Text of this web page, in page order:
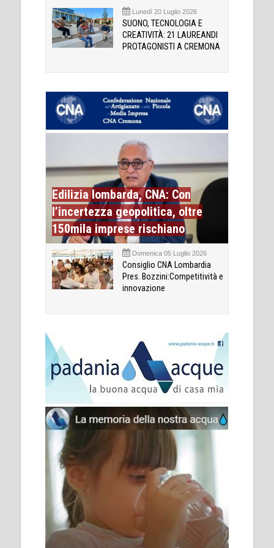
Lunedì 20 Luglio 2026
SUONO, TECNOLOGIA E
CREATIVITÀ: 21 LAUREANDI
PROTAGONISTI A CREMONA
Edilizia lombarda, CNA: Con
l’incertezza geopolitica, oltre
150mila imprese rischiano
Domenica 05 Luglio 2026
Consiglio CNA Lombardia
Pres. Bozzini:Competitività e
innovazione